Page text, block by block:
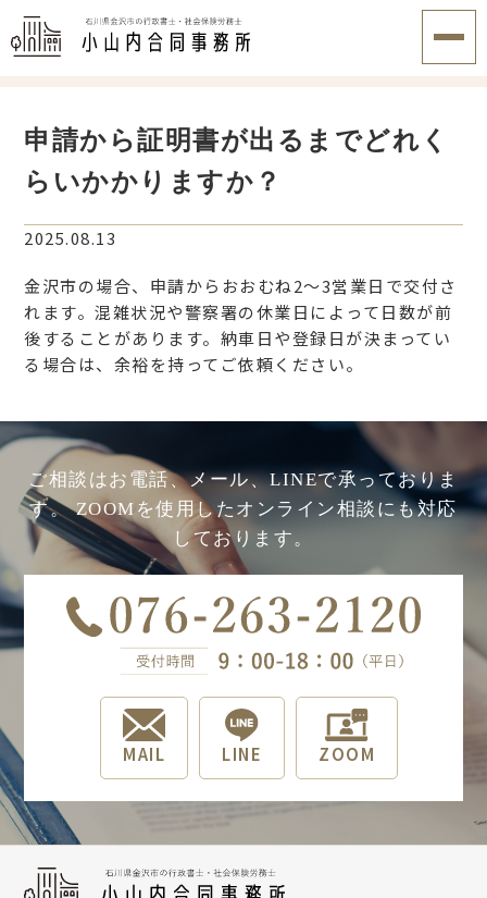
申請から証明書が出るまでどれく
らいかかりますか？
2025.08.13
金沢市の場合、申請からおおむね2〜3営業日で交付さ
れます。混雑状況や警察署の休業日によって日数が前
後することがあります。納車日や登録日が決まってい
る場合は、余裕を持ってご依頼ください。
ご相談はお電話、メール、LINEで承っておりま
す。ZOOMを使用したオンライン相談にも対応
しております。
MAIL LINE ZOOM